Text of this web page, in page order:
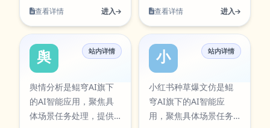
中同步展示，访问入
口：
https://aiapps.kunqiongai.com/#63。
中同步展示，访问入
口：
https://
助你在保证结果质量的
少重复操作带来的时间
成本。当前条目已在本
站AI工具卡片中同步展
https://aiapps.kunqiongai.com/website-
seo。
计，支持从输入到结果
办公、内容创作、学习
研究与团队协作等多类
任务。在使用过程中可
方式，帮助你在保证结
果质量的同时提升执行
效率，减少重复操作带
程。面向营销与运营场
景，支持创意生成、内
工具可通过官方入口快
速访问，并提供对应图
标资源，便于在工具库
中检索与使用。 市场调
研围绕实际使用场景设
查看详情 进入
数据驱动决策，优化每
一步。 全能站长围绕实
从输入到结果的完整流
程，适合日常办公、内
容创作、学习研究与团
队协作等多类任务。在
使用过程中可按需求调
查看详情 进入
舆情分析
站内详情
舆情分析是鲲穹AI旗下
的AI智能应用，聚焦具
体场景任务处理，提供
小红书种草爆
站内详情
小红书种草爆文仿是鲲
穹AI旗下的AI智能应
用，聚焦具体场景任务